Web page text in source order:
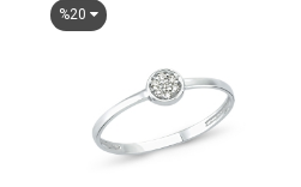
%20